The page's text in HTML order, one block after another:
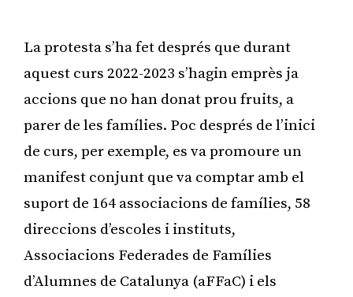
La protesta s’ha fet després que durant
aquest curs 2022-2023 s’hagin emprès ja
accions que no han donat prou fruits, a
parer de les famílies. Poc després de l’inici
de curs, per exemple, es va promoure un
manifest conjunt que va comptar amb el
suport de 164 associacions de famílies, 58
direccions d’escoles i instituts,
Associacions Federades de Famílies
d’Alumnes de Catalunya (aFFaC) i els